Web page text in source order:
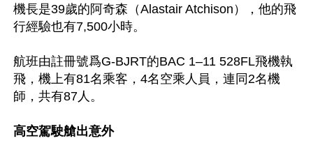
機長是39歲的阿奇森（Alastair Atchison），他的飛
行經驗也有7,500小時。
航班由註冊號爲G-BJRT的BAC 1–11 528FL飛機執
飛，機上有81名乘客，4名空乘人員，連同2名機
師，共有87人。
高空駕駛艙出意外